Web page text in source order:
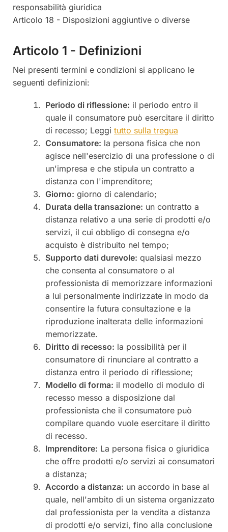
responsabilità giuridica
Articolo 18 - Disposizioni aggiuntive o diverse
Articolo 1 - Definizioni
Nei presenti termini e condizioni si applicano le
seguenti definizioni:
Periodo di riflessione: il periodo entro il
quale il consumatore può esercitare il diritto
di recesso; Leggi tutto sulla tregua
Consumatore: la persona fisica che non
agisce nell'esercizio di una professione o di
un'impresa e che stipula un contratto a
distanza con l'imprenditore;
Giorno: giorno di calendario;
Durata della transazione: un contratto a
distanza relativo a una serie di prodotti e/o
servizi, il cui obbligo di consegna e/o
acquisto è distribuito nel tempo;
Supporto dati durevole: qualsiasi mezzo
che consenta al consumatore o al
professionista di memorizzare informazioni
a lui personalmente indirizzate in modo da
consentire la futura consultazione e la
riproduzione inalterata delle informazioni
memorizzate.
Diritto di recesso: la possibilità per il
consumatore di rinunciare al contratto a
distanza entro il periodo di riflessione;
Modello di forma: il modello di modulo di
recesso messo a disposizione dal
professionista che il consumatore può
compilare quando vuole esercitare il diritto
di recesso.
Imprenditore: La persona fisica o giuridica
che offre prodotti e/o servizi ai consumatori
a distanza;
Accordo a distanza: un accordo in base al
quale, nell'ambito di un sistema organizzato
dal professionista per la vendita a distanza
di prodotti e/o servizi, fino alla conclusione